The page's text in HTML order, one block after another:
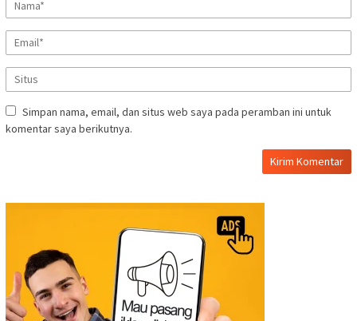
Simpan nama, email, dan situs web saya pada peramban ini untuk
komentar saya berikutnya.